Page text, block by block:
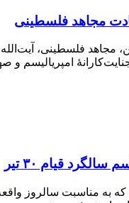
مجاهد فلسطینی
قیام ۳۰ تیر